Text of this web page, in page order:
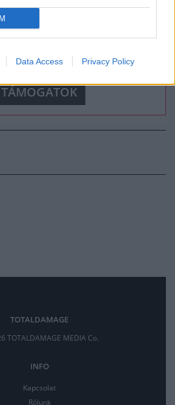
Data Access Privacy Policy
TÁMOGATÁS ÖSSZEGÉT
TÁMOGATOK
TOTALDAMAGE
TOTALDAMAGE MEDIA Co.
INFO
Kapcsolat
Rólunk